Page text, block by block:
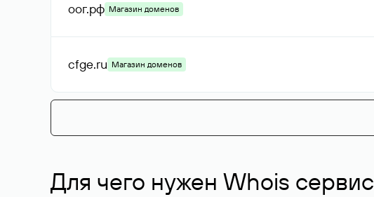
оог.рф Магазин доменов
cfge.ru Магазин доменов
Для чего нужен Whois сервис